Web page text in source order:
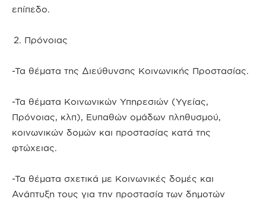
επίπεδο.
Πρόνοιας
-Τα θέματα της Διεύθυνσης Κοινωνικής Προστασίας.
-Τα θέματα Κοινωνικών Υπηρεσιών (Υγείας,
Πρόνοιας, κλπ), Ευπαθών ομάδων πληθυσμού,
κοινωνικών δομών και προστασίας κατά της
φτώχειας.
-Τα θέματα σχετικά με Κοινωνικές δομές και
Ανάπτυξη τους για την προστασία των δημοτών